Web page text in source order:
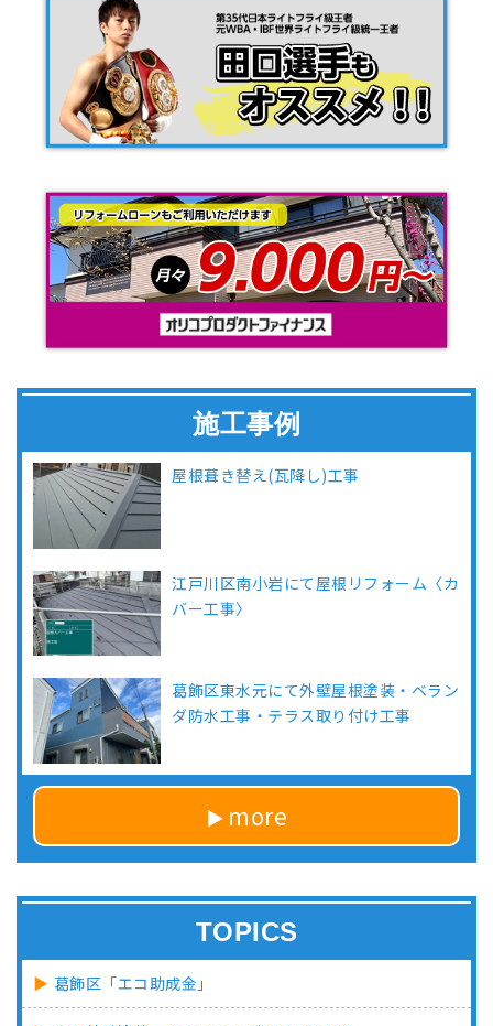
施工事例
屋根葺き替え(瓦降し)工事
江戸川区南小岩にて屋根リフォーム〈カ
バー工事〉
葛飾区東水元にて外壁屋根塗装・ベラン
ダ防水工事・テラス取り付け工事
more
TOPICS
葛飾区「エコ助成金」